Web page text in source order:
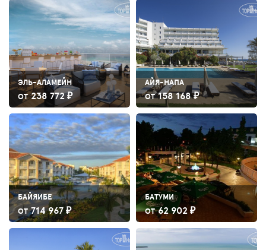
ЭЛЬ-АЛАМЕЙН
ОТ 238 772 ₽
АЙЯ-НАПА
ОТ 158 168 ₽
БАЙЯИБЕ
ОТ 714 967 ₽
БАТУМИ
ОТ 62 902 ₽